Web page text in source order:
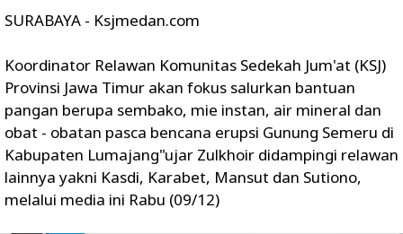
SURABAYA - Ksjmedan.com
Koordinator Relawan Komunitas Sedekah Jum'at (KSJ)
Provinsi Jawa Timur akan fokus salurkan bantuan
pangan berupa sembako, mie instan, air mineral dan
obat - obatan pasca bencana erupsi Gunung Semeru di
Kabupaten Lumajang"ujar Zulkhoir didampingi relawan
lainnya yakni Kasdi, Karabet, Mansut dan Sutiono,
melalui media ini Rabu (09/12)